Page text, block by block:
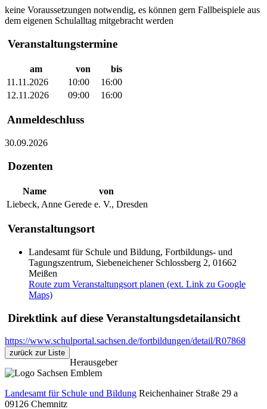
keine Voraussetzungen notwendig, es können gern Fallbeispiele aus
dem eigenen Schulalltag mitgebracht werden
Veranstaltungstermine
am von
bis
11.11.2026
10:00
16:00
12.11.2026
09:00 16:00
Anmeldeschluss
30.09.2026
Dozenten
Name
von
Liebeck, Anne Gerede e. V., Dresden
Veranstaltungsort
Landesamt für Schule und Bildung, Fortbildungs- und
Tagungszentrum, Siebeneichener Schlossberg 2, 01662
Meißen
Route zum Veranstaltungsort planen (ext. Link zu Google
Maps)
Direktlink auf diese Veranstaltungsdetailansicht
https://www.schulportal.sachsen.de/fortbildungen/detail/R07868
zurück zur Liste
Herausgeber
Landesamt für Schule und Bildung Reichenhainer Straße 29 a
09126 Chemnitz